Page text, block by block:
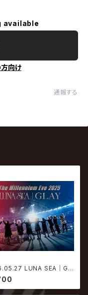
available
向け
通報する
LUNA SEA｜GL
Millennium Eve 2
Tokyo Dome【通常盤
】